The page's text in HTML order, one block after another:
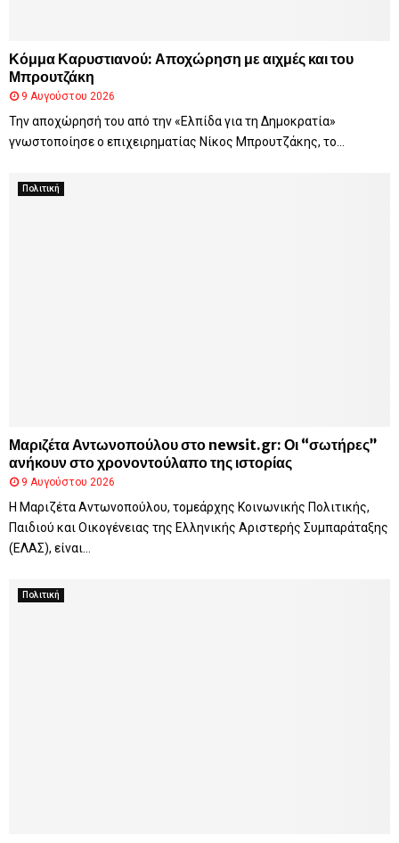
Κόμμα Καρυστιανού: Αποχώρηση με αιχμές και του
Μπρουτζάκη
9 Αυγούστου 2026
Την αποχώρησή του από την «Ελπίδα για τη Δημοκρατία»
γνωστοποίησε ο επιχειρηματίας Νίκος Μπρουτζάκης, το...
Πολιτική
Μαριζέτα Αντωνοπούλου στο newsit.gr: Οι “σωτήρες”
ανήκουν στο χρονοντούλαπο της ιστορίας
9 Αυγούστου 2026
Η Μαριζέτα Αντωνοπούλου, τομεάρχης Κοινωνικής Πολιτικής,
Παιδιού και Οικογένειας της Ελληνικής Αριστερής Συμπαράταξης
(ΕΛΑΣ), είναι...
Πολιτική